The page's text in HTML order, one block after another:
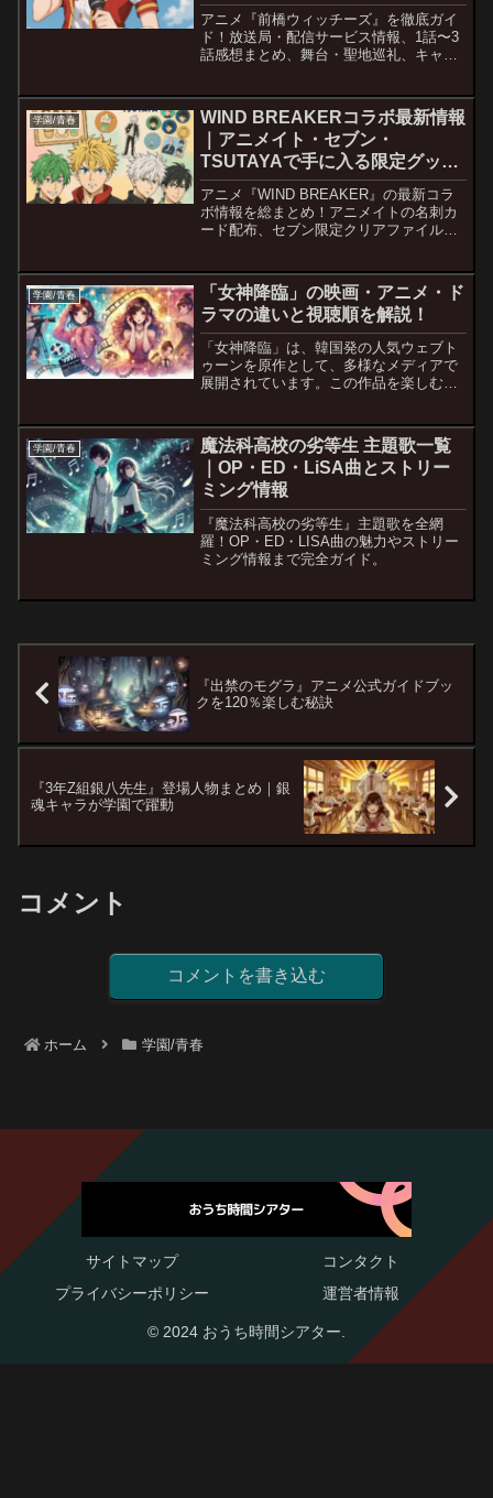
アニメ『前橋ウィッチーズ』を徹底ガイ
ド！放送局・配信サービス情報、1話〜3
話感想まとめ、舞台・聖地巡礼、キャス
学園/青春
WIND BREAKERコラボ最新情報
｜アニメイト・セブン・
TSUTAYAで手に入る限定グッズ
は？
アニメ『WIND BREAKER』の最新コラ
ボ情報を総まとめ！アニメイトの名刺カ
ード配布、セブン限定クリアファイル、
のグッズ＆イベント情報を網羅！
学園/青春
「女神降臨」の映画・アニメ・ド
ラマの違いと視聴順を解説！
「女神降臨」は、韓国発の人気ウェブト
ゥーンを原作として、多様なメディアで
展開されています。この作品を楽しむた
う。 本記事では、それぞれのメディアの
特徴を解説し、視聴順や関...
学園/青春
魔法科高校の劣等生 主題歌一覧
｜OP・ED・LiSA曲とストリー
ミング情報
『魔法科高校の劣等生』主題歌を全網
羅！OP・ED・LISA曲の魅力やストリー
ミング情報まで完全ガイド。
『出禁のモグラ』アニメ公式ガイドブッ
クを120％楽しむ秘訣
『3年Z組銀八先生』登場人物まとめ｜銀
魂キャラが学園で躍動
コメント
コメントを書き込む
ホーム 学園/青春
サイトマップ
コンタクト
プライバシーポリシー
運営者情報
© 2024 おうち時間シアター.